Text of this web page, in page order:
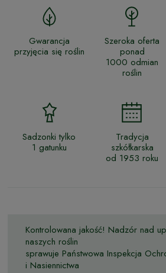
Gwarancja
przyjęcia się roślin
Szeroka oferta
ponad
1000 odmian
roślin
Sadzonki tylko
1 gatunku
Tradycja
szkółkarska
od 1953 roku
Kontrolowana jakość! Nadzór nad
naszych roślin
sprawuje Państwowa Inspekcja
i Nasiennictwa